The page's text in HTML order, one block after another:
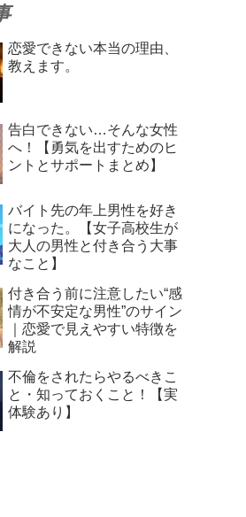
恋愛できない本当の理由、
教えます。
告白できない…そんな女性
へ！【勇気を出すためのヒ
ントとサポートまとめ】
バイト先の年上男性を好き
になった。【女子高校生が
大人の男性と付き合う大事
なこと】
付き合う前に注意したい“感
情が不安定な男性”のサイン
｜恋愛で見えやすい特徴を
解説
不倫をされたらやるべきこ
と・知っておくこと！【実
体験あり】